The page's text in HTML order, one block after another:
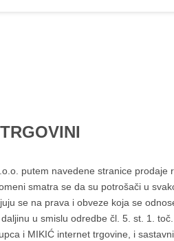
putem navedene stranice prodaje
smatra se da su potrošači u
se na prava i obveze koja se
u smislu odredbe čl. 5. st. 1.
i MIKIĆ internet trgovine, i